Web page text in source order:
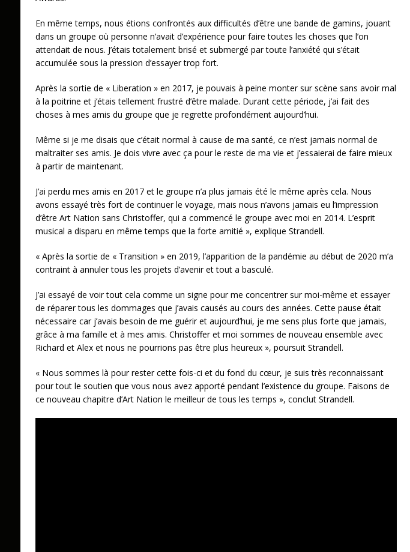
En même temps, nous étions confrontés aux difficultés d’être une bande de gamins, jouant
dans un groupe où personne n’avait d’expérience pour faire toutes les choses que l’on
attendait de nous. J’étais totalement brisé et submergé par toute l’anxiété qui s’était
accumulée sous la pression d’essayer trop fort.
Après la sortie de « Liberation » en 2017, je pouvais à peine monter sur scène sans avoir mal
à la poitrine et j’étais tellement frustré d’être malade. Durant cette période, j’ai fait des
choses à mes amis du groupe que je regrette profondément aujourd’hui.
Même si je me disais que c’était normal à cause de ma santé, ce n’est jamais normal de
maltraiter ses amis. Je dois vivre avec ça pour le reste de ma vie et j’essaierai de faire mieux
à partir de maintenant.
J’ai perdu mes amis en 2017 et le groupe n’a plus jamais été le même après cela. Nous
avons essayé très fort de continuer le voyage, mais nous n’avons jamais eu l’impression
d’être Art Nation sans Christoffer, qui a commencé le groupe avec moi en 2014. L’esprit
musical a disparu en même temps que la forte amitié », explique Strandell.
« Après la sortie de « Transition » en 2019, l’apparition de la pandémie au début de 2020 m’a
contraint à annuler tous les projets d’avenir et tout a basculé.
J’ai essayé de voir tout cela comme un signe pour me concentrer sur moi-même et essayer
de réparer tous les dommages que j’avais causés au cours des années. Cette pause était
nécessaire car j’avais besoin de me guérir et aujourd’hui, je me sens plus forte que jamais,
grâce à ma famille et à mes amis. Christoffer et moi sommes de nouveau ensemble avec
Richard et Alex et nous ne pourrions pas être plus heureux », poursuit Strandell.
« Nous sommes là pour rester cette fois-ci et du fond du cœur, je suis très reconnaissant
pour tout le soutien que vous nous avez apporté pendant l’existence du groupe. Faisons de
ce nouveau chapitre d’Art Nation le meilleur de tous les temps », conclut Strandell.